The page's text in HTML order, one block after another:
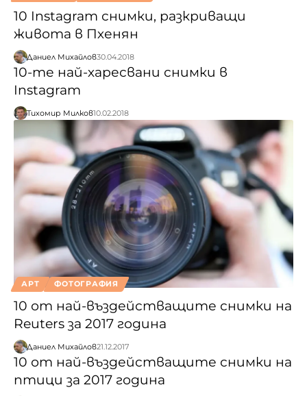
10 Instagram снимки, разкриващи
живота в Пхенян
Даниел Михайлов30.04.2018
10-те най-харесвани снимки в
Instagram
Тихомир Милков10.02.2018
АРТ ФОТОГРАФИЯ
10 от най-въздействащите снимки на
Reuters за 2017 година
Даниел Михайлов21.12.2017
10 от най-въздействащите снимки на
птици за 2017 година